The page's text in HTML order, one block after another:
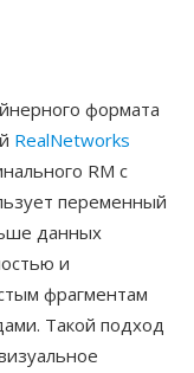
формата
RealNetworks
RM с
переменный
данных
и
фрагментам
Такой подход